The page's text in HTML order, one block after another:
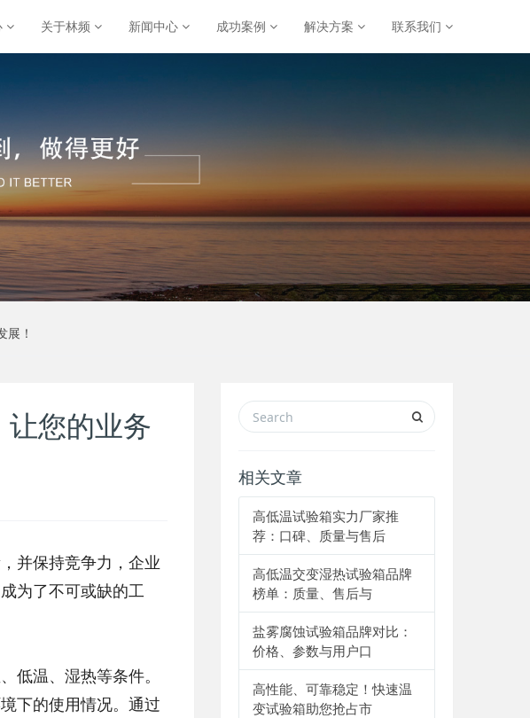
关于林频 新闻中心 成功案例 解决方案 联系我们
！
让您的业务
并保持竞争力，企业
成为了不可或缺的工
低温、湿热等条件。
下的使用情况。通过
相关文章
高低温试验箱实力厂家推
荐：口碑、质量与售后
高低温交变湿热试验箱品牌
榜单：质量、售后与
盐雾腐蚀试验箱品牌对比：
价格、参数与用户口
高性能、可靠稳定！快速温
变试验箱助您抢占市